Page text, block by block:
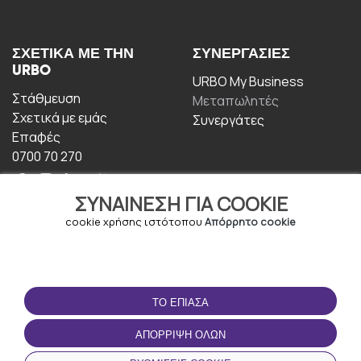
ΣΥΝΑΊΝΕΣΗ ΓΙΑ COOKIE
cookie χρήσης ιστότοπου Απόρρητο cookie
ΤΟ ΈΠΙΑΣΑ
ΑΠΌΡΡΙΨΗ ΌΛΩΝ
ΣΧΕΤΙΚΆ ΜΕ ΤΗΝ
URBO
Στάθμευση
Σχετικά με εμάς
Επαφές
0700 70 270
ΣΥΝΕΡΓΑΣΊΕΣ
URBO My Business
Μεταπωλητές
Συνεργάτες
ΟΡΟΙ ΧΡΉΣΗΣ
Οροι και Προϋποθέσεις
Πολιτική απορρήτου
ΚΑΤΕΒΆΣΤΕ ΤΗΝ
ΕΦΑΡΜΟΓΉ